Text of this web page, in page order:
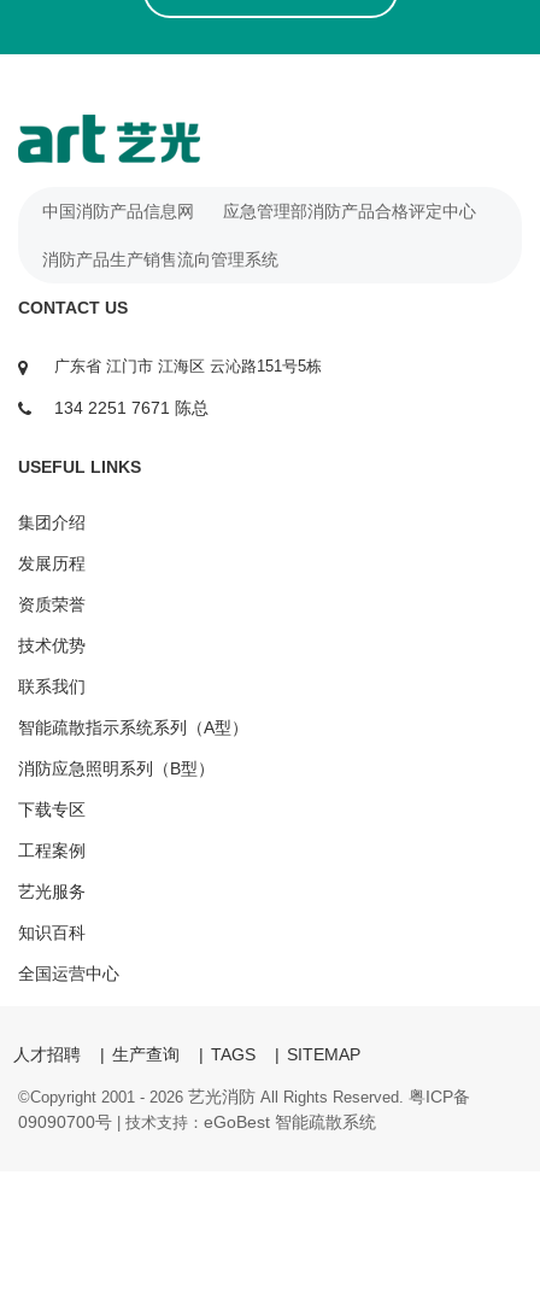
中国消防产品信息网 应急管理部消防产品合格评定中心
消防产品生产销售流向管理系统
CONTACT US
广东省 江门市 江海区 云沁路151号5栋
134 2251 7671 陈总
USEFUL LINKS
集团介绍
发展历程
资质荣誉
技术优势
联系我们
智能疏散指示系统系列（A型）
消防应急照明系列（B型）
下载专区
工程案例
艺光服务
知识百科
全国运营中心
人才招聘 | 生产查询 | TAGS | SITEMAP
©Copyright 2001 - 2026 艺光消防 All Rights Reserved. 粤ICP备
09090700号 | 技术支持： eGoBest 智能疏散系统